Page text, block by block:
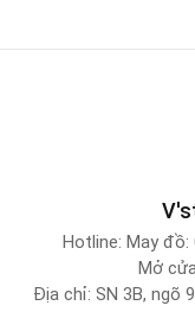
Hotline: May đồ:
Mở
Địa chỉ: SN 3B, ngõ